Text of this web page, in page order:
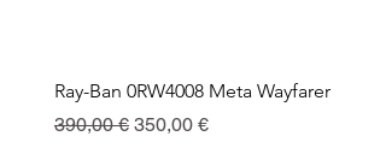
Ray-Ban 0RW4008 Meta Wayfarer
Regularna cena
390,00 € Cena rabatowa
350,00 €